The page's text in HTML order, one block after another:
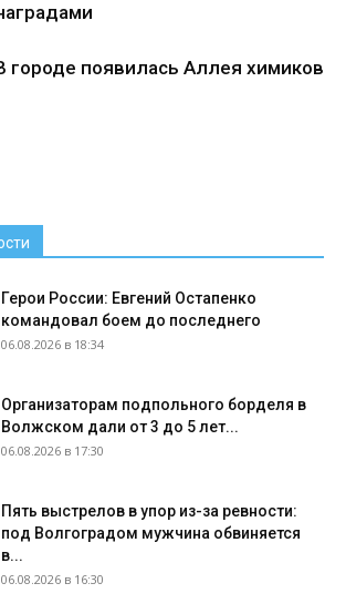
городе появилась Аллея химиков
Герои России: Евгений Остапенко
командовал боем до последнего
06.08.2026 в 18:34
Организаторам подпольного борделя в
Волжском дали от 3 до 5 лет...
06.08.2026 в 17:30
Пять выстрелов в упор из-за ревности:
под Волгоградом мужчина обвиняется
в...
06.08.2026 в 16:30